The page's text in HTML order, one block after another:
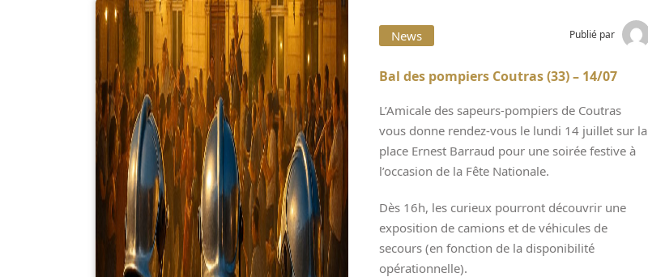
News Publié par
Bal des pompiers Coutras (33) – 14/07
L’Amicale des sapeurs-pompiers de Coutras
vous donne rendez-vous le lundi 14 juillet sur la
place Ernest Barraud pour une soirée festive à
l’occasion de la Fête Nationale.
Dès 16h, les curieux pourront découvrir une
exposition de camions et de véhicules de
secours (en fonction de la disponibilité
opérationnelle).